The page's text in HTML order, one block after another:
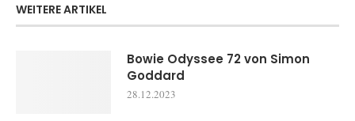
WEITERE ARTIKEL
Bowie Odyssee 72 von Simon
Goddard
28.12.2023